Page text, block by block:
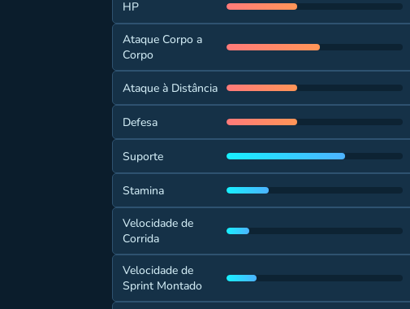
HP
Ataque Corpo a
Corpo
Ataque à Distância
Defesa
Suporte
Stamina
Velocidade de
Corrida
Velocidade de
Sprint Montado